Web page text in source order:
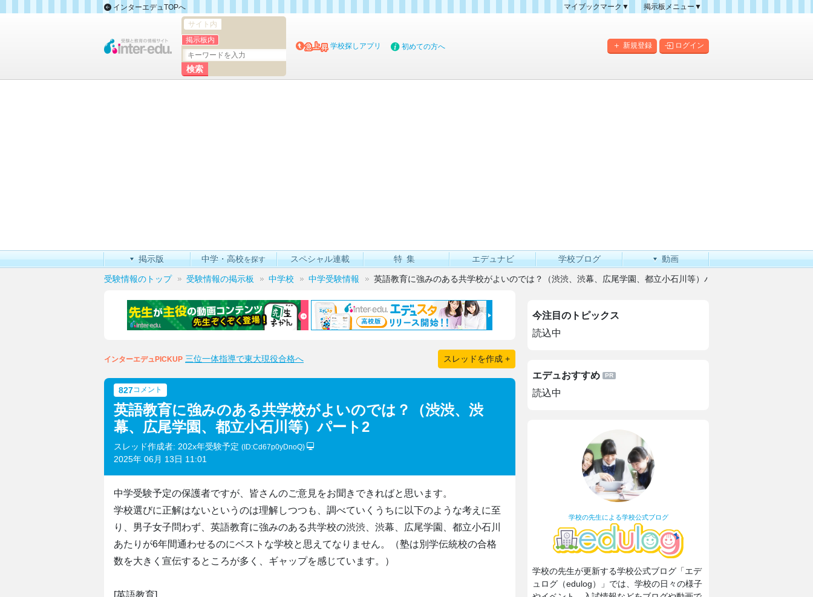
インターエデュTOPへ
マイブックマーク▼
掲示板メニュー▼
掲示板マップ
新規登録 ログイン
サイト内
掲示板内
学校探しアプリ 初めての方へ
掲示版 中学・高校を探す スペシャル連載 特集 エデュナビ 学校ブログ 動画
受験情報のトップ 受験情報の掲示板 中学校 中学受験情報 英語教育に強みのある共学校がよいのでは？（渋渋、渋幕、広尾学園、都立小石川等）パート2
インターエデュPICKUP 三位一体指導で東大現役合格へ スレッドを作成 +
827コメント
英語教育に強みのある共学校がよいのでは？（渋渋、渋
幕、広尾学園、都立小石川等）パート2
スレッド作成者: 202x年受験予定 (ID:Cd67p0yDnoQ)
2025年 06月 13日 11:01
中学受験予定の保護者ですが、皆さんのご意見をお聞きできればと思います。
学校選びに正解はないというのは理解しつつも、調べていくうちに以下のような考えに至
り、男子女子問わず、英語教育に強みのある共学校の渋渋、渋幕、広尾学園、都立小石川
あたりが6年間通わせるのにベストな学校と思えてなりません。（塾は別学伝統校の合格
数を大きく宣伝するところが多く、ギャップを感じています。）
[英語教育]
今注目のトピックス
読込中
エデュおすすめ
読込中
学校の先生による学校公式ブログ
学校の先生が更新する学校公式ブログ「エデ
ュログ（edulog）」では、学校の日々の様子